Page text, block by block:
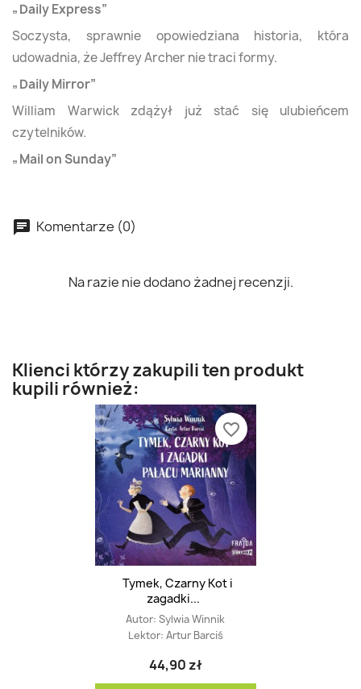
„Daily Express”
Soczysta, sprawnie opowiedziana historia, która
udowadnia, że Jeffrey Archer nie traci formy.
„Daily Mirror”
William Warwick zdążył już stać się ulubieńcem
czytelników.
„Mail on Sunday”
Komentarze (0)
Na razie nie dodano żadnej recenzji.
Klienci którzy zakupili ten produkt
kupili również:
Tymek, Czarny Kot i
zagadki...
Autor: Sylwia Winnik
Lektor: Artur Barciś
44,90 zł
favorite_border